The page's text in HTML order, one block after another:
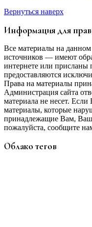
Вернуться наверх
Информация для
Все материалы на
источников — имеют
интернете или присланы
предоставляются
Права на материалы
Администрация сайта
материала не несет.
материалы, которые
принадлежащие Вам,
пожалуйста, сообщите
Облако тегов